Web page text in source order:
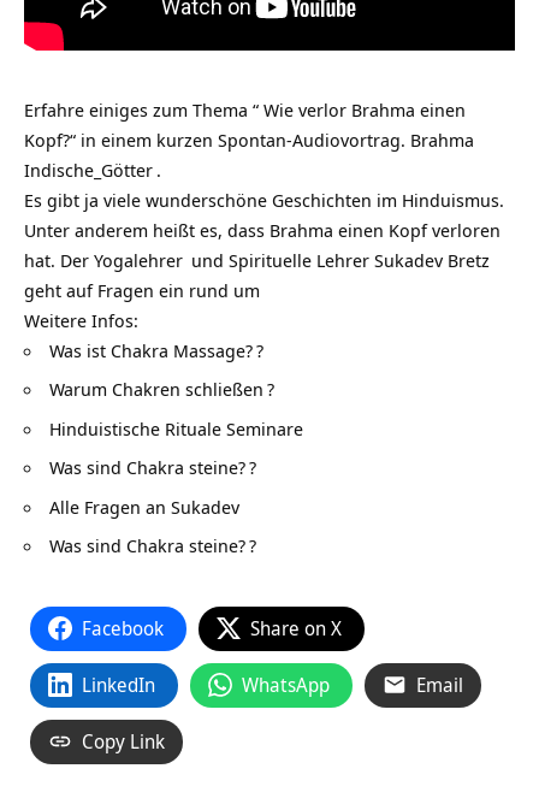
Erfahre einiges zum Thema “ Wie verlor Brahma einen
Kopf?“ in einem kurzen Spontan-Audiovortrag. Brahma
Indische_Götter .
Es gibt ja viele wunderschöne Geschichten im Hinduismus.
Unter anderem heißt es, dass Brahma einen Kopf verloren
hat. Der Yogalehrer und Spirituelle Lehrer Sukadev Bretz
geht auf Fragen ein rund um
Weitere Infos:
Was ist Chakra Massage??
Warum Chakren schließen ?
Hinduistische Rituale Seminare
Was sind Chakra steine??
Alle Fragen an Sukadev
Was sind Chakra steine??
Facebook Share on X
LinkedIn WhatsApp Email
Copy Link